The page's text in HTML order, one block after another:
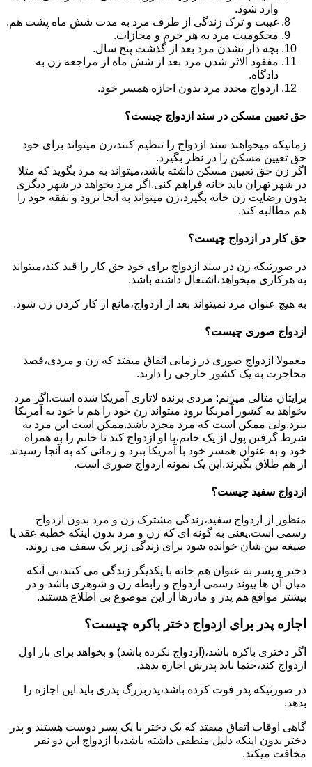
وارد شود.
غیبت و ترک زندگی از طرف مرد به مدت شش ماه پشت هم.
محکومیت مرد به هر جرم و مجازات.
بچه دار نشدن مرد بعد از گذشت پنج سال.
مفقود الاثر شدن مرد بعد از شش ماه از مراجعه زن به
دادگاه.
ازدواج مجدد مرد بدون اجازه همسر خود.
حق تعیین مسکن در سند ازدواج چیست؟
زمانیکه میخواهند سند ازدواج را تنظیم کنند،زن میتواند برای خود
حق تعیین مسکن را در نظر بگیرد.
اگر زن حق تعیین مسکن داشته باشد،میتواند به مرد بگوید که مثلا
در شهر تهران باید خانه فراهم کنی.اگر مرد بخواهد در شهر دیگری
بدون رضایت زن خانه بگیرد،زن میتواند به آنجا نرود و نفقه خود را
هم مطالبه کند.
حق کار در ازدواج چیست؟
در صورتیکه زن در سند ازدواج برای خود حق کار را قید کند،میتواند
به هرکاری میخواهد،اشتغال داشته باشد.
به هیچ عنوان مرد نمیتواند بعد از ازدواج،مانع از کار کردن زن شود.
ازدواج صوری چیست؟
معمولا ازدواج صوری در زمانی اتفاق میفتد که زن و مردی،قصد
محاجرت به یک کشور خارجی را دارند.
برایتان مثالی میزنم: مردی برنده لاتاری آمریکا شده است.اگر مرد
بخواهد به کشور آمریکا برود میتواند زن خود را هم با خود به آمریکا
ببرد.ولی ممکن است که مرد مجرد باشد.ممکن است این مرد به
شرط گرفتن پول از یک خانم،با او ازدواج کند تا خانم را به همراه
خود و به عنوان همسر خود با آمریکا ببرد و زمانی که به آنجا رسیدند
از هم طلاق بگیرند.این یک نمونه ازدواج صوری است.
ازدواج سفید چیست؟
منظور از ازدواج سفید،زندگی مشترک زن و مرد بدون ازدواج
رسمی است.یعنی به گونه ای که زن و مرد بدون اینکه خطبه عقد یا
صیغه بین شان خوانده شود برای زندگی زیر یک سقف می روند.
دختر و پسر به عنوان هم خانه با یکدیگر زندگی می کنند،بی آنکه
میان آن ها پیوند رسمی ازدواج و رابطه زن و شوهری باشد و در
بیشتر مواقع هم پدر و مادرها از این موضوع بی اطلاع هستند.
اجازه پدر برای ازدواج دختر باکره چیست؟
اگر دختری باکره باشد،(ازدواج نکرده باشد) و بخواهد برای بار اول
ازدواج کند،حتما باید پدرش اجازه بدهد.
در صورتیکه پدر فوت کرده باشد،پدربزرگ پدری باید این اجازه را
بدهد.
گاهی اوقات اتفاق میفتد که یک دختر با یک پسر دوست هستند و پدر
دختر بدون اینکه دلیل منطقی داشته باشد،با ازدواج این دو نفر
مخافت میکند.